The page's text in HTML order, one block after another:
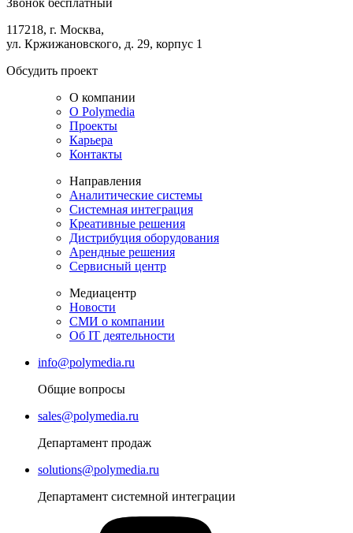
Звонок бесплатный
117218, г. Москва,
ул. Кржижановского, д. 29, корпус 1
Обсудить проект
О компании
О Polymedia
Проекты
Карьера
Контакты
Направления
Аналитические системы
Системная интеграция
Креативные решения
Дистрибуция оборудования
Арендные решения
Сервисный центр
Медиацентр
Новости
СМИ о компании
Об IT деятельности
info@polymedia.ru
Общие вопросы
sales@polymedia.ru
Департамент продаж
solutions@polymedia.ru
Департамент системной интеграции